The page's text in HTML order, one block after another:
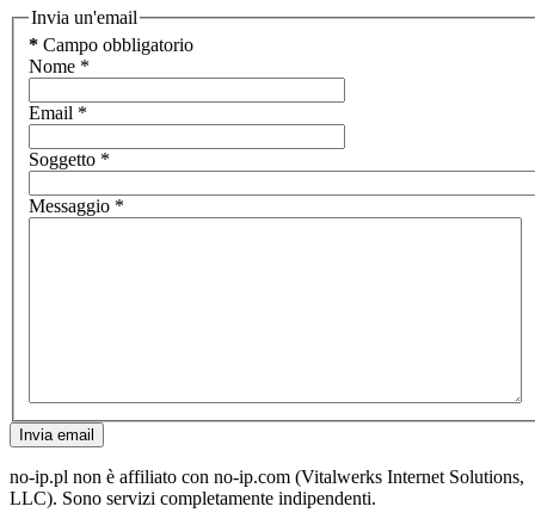
Invia un'email
* Campo obbligatorio
Nome *
Email *
Soggetto *
Messaggio *
Invia email
no-ip.pl non è affiliato con no-ip.com (Vitalwerks Internet Solutions,
LLC). Sono servizi completamente indipendenti.